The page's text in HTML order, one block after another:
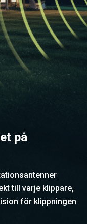
på
till varje klippare,
för klippningen